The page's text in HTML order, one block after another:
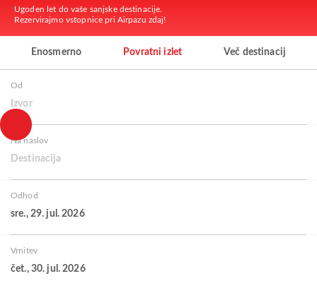
Ugoden let do vaše sanjske destinacije.
Rezervirajmo vstopnice pri Airpazu zdaj!
Enosmerno Povratni izlet Več destinacij
Od
Izvor
Na naslov
Destinacija
Odhod
sre., 29. jul. 2026
Vrnitev
čet., 30. jul. 2026